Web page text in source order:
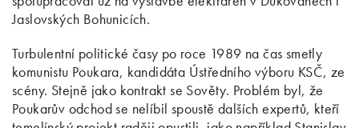
Jaslovských Bohunicích.
Turbulentní politické časy po roce 1989 na čas smetly
komunistu Poukara, kandidáta Ústředního výboru KSČ, ze
scény. Stejně jako kontrakt se Sověty. Problém byl, že
Poukarův odchod se nelíbil spoustě dalších expertů, kteří